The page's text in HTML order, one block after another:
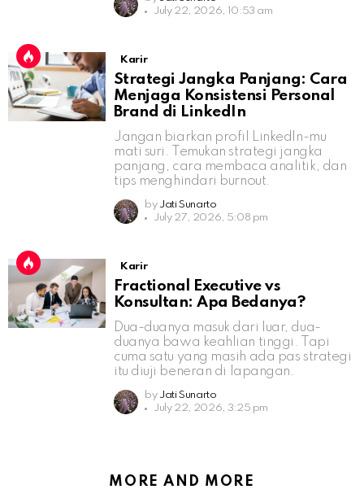
July 22, 2026, 10:53 am
Karir
Strategi Jangka Panjang: Cara
Menjaga Konsistensi Personal
Brand di LinkedIn
Jangan biarkan profil LinkedIn-mu
mati suri. Temukan strategi jangka
panjang, cara membaca analitik, dan
tips menghindari burnout.
by Jati Sunarto
July 27, 2026, 5:08 pm
Karir
Fractional Executive vs
Konsultan: Apa Bedanya?
Dua-duanya masuk dari luar, dua-
duanya bawa keahlian tinggi. Tapi
cuma satu yang masih ada pas strategi
itu diuji beneran di lapangan.
by Jati Sunarto
July 22, 2026, 3:25 pm
MORE AND MORE